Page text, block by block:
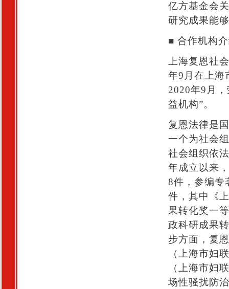
亿方基金会
研究成果能
■ 合作机构
上海复恩社
年9月在上海
2020年9月
益机构”。
复恩法律是
一个为社会
社会组织依
年成立以来
8件，参编专
件，其中《
果转化奖一
政科研成果
步方面，复
（上海市妇
（上海市妇
场性骚扰防